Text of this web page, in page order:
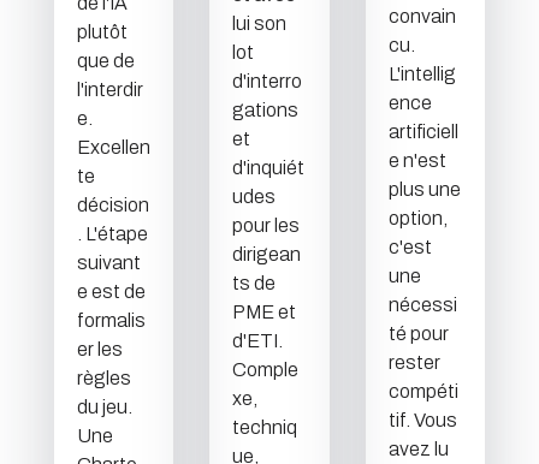
plutôt
que de
l'interdir
e.
Excellen
te
décision
. L'étape
suivant
e est de
formalis
er les
règles
du jeu.
Une
lui son
lot
d'interro
gations
et
d'inquiét
udes
pour les
dirigean
ts de
PME et
d'ETI.
Comple
xe,
techniq
ue,
convain
cu.
L'intellig
ence
artificiell
e n'est
plus une
option,
c'est
une
nécessi
té pour
rester
compéti
tif. Vous
avez lu